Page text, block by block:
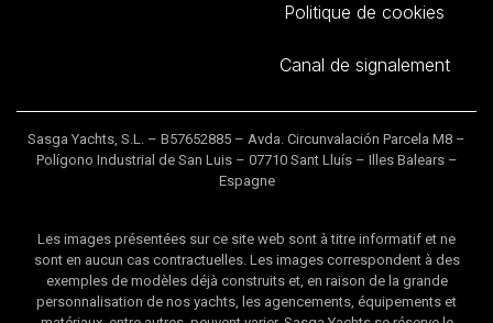
Politique de cookies
Canal de signalement
Sasga Yachts, S.L. – B57652885 – Avda. Circunvalación Parcela M8 –
Polígono Industrial de San Luis – 07710 Sant Lluís – Illes Balears –
Espagne
Les images présentées sur ce site web sont à titre informatif et ne
sont en aucun cas contractuelles. Les images correspondent à des
exemples de modèles déjà construits et, en raison de la grande
personnalisation de nos yachts, les agencements, équipements et